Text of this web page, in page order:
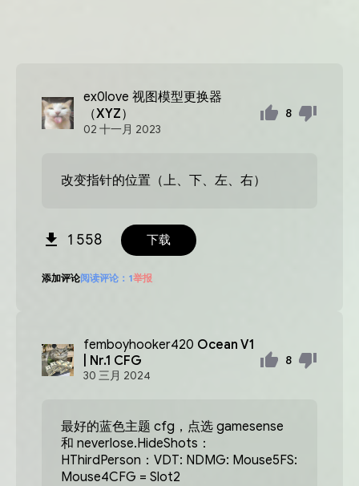
ex0love 视图模型更换器
（XYZ）
02 十一月 2023
8
改变指针的位置（上、下、左、右）
1 558 下载
添加评论阅读评论： 1举报
femboyhooker420 Ocean V1
| Nr.1 CFG
30 三月 2024
8
最好的蓝色主题 cfg，点选 gamesense
和 neverlose.HideShots：
HThirdPerson：VDT: NDMG: Mouse5FS:
Mouse4CFG = Slot2